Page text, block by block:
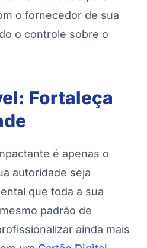
o fornecedor de sua
o controle sobre o
Fortaleça
é apenas o
autoridade seja
que toda a sua
padrão de
ainda mais